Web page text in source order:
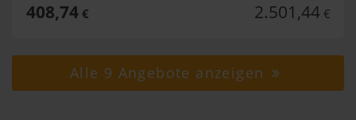
408,74€ 2.501,44 €
Alle 9 Angebote anzeigen